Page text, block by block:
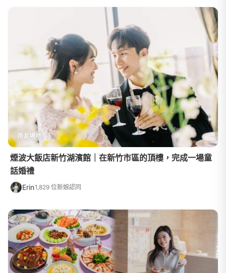
婚宴場地
煙波大飯店新竹湖濱館｜在新竹市區的頂樓，完成一場童
話婚禮
Erin1,829 位新娘認同